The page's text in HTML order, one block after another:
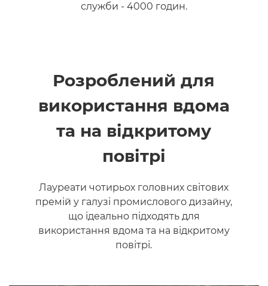
служби - 4000 годин.
Розроблений для
використання вдома
та на відкритому
повітрі
Лауреати чотирьох головних світових
премій у галузі промислового дизайну,
що ідеально підходять для
використання вдома та на відкритому
повітрі.